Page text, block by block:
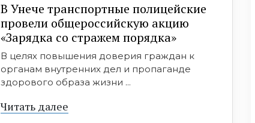
В Унече транспортные полицейские
провели общероссийскую акцию
«Зарядка со стражем порядка»
В целях повышения доверия граждан к
органам внутренних дел и пропаганде
здорового образа жизни ...
Читать далее